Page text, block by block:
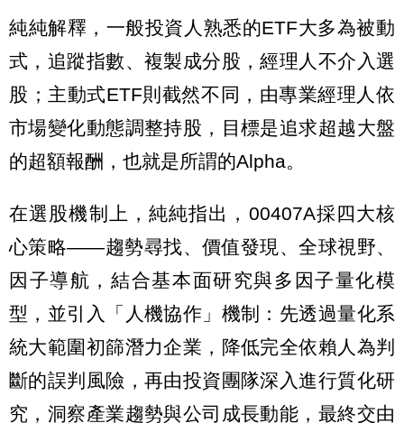
純純解釋，一般投資人熟悉的ETF大多為被動
式，追蹤指數、複製成分股，經理人不介入選
股；主動式ETF則截然不同，由專業經理人依
市場變化動態調整持股，目標是追求超越大盤
的超額報酬，也就是所謂的Alpha。
在選股機制上，純純指出，00407A採四大核
心策略——趨勢尋找、價值發現、全球視野、
因子導航，結合基本面研究與多因子量化模
型，並引入「人機協作」機制：先透過量化系
統大範圍初篩潛力企業，降低完全依賴人為判
斷的誤判風險，再由投資團隊深入進行質化研
究，洞察產業趨勢與公司成長動能，最終交由